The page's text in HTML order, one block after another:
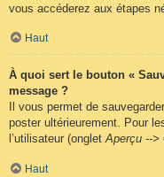
vous accéderez aux étapes
Haut
À quoi sert le bouton «
message ?
Il vous permet de
poster ultérieurement. Pour
l’utilisateur (ongletAperçu -->
Haut